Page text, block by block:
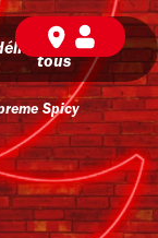
BD pour
tous
Spicy